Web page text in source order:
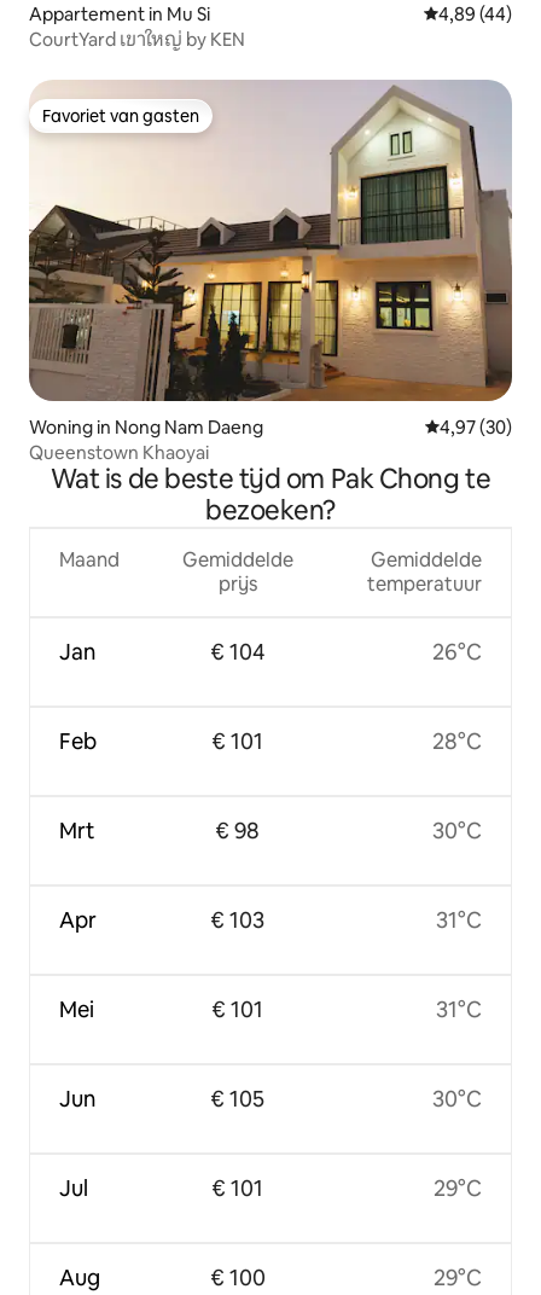
Appartement in Mu Si Gemiddelde
4,89 (44)
CourtYard เขาใหญ่ by KEN
Favoriet van gasten
Favoriet van gasten
Woning in Nong Nam Daeng Gemiddelde
4,97 (30)
Queenstown Khaoyai
Wat is de beste tijd om Pak Chong te
bezoeken?
Maand
Jan
Feb
Mrt
Apr
Mei
Jun
Jul
Aug
Gemiddelde
prijs
€ 104
€ 101
€ 98
€ 103
€ 101
€ 105
€ 101
€ 100
Gemiddelde
temperatuur
26°C
28°C
30°C
31°C
31°C
30°C
29°C
29°C